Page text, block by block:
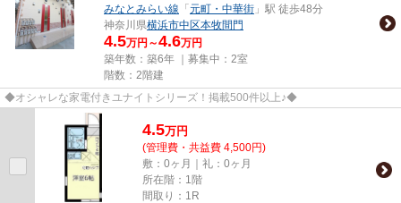
みなとみらい線 「 元町・中華街 」駅 徒歩48分
神奈川県横浜市中区本牧間門
4.5万円～4.6万円
築年数：築6年 ｜募集中： 2室
階数：2階建
◆オシャレな家電付きユナイトシリーズ！掲載500件以上♪◆
4.5万円
(管理費・共益費 4,500円)
敷：0ヶ月｜礼：0ヶ月
所在階：1階
間取り：1R